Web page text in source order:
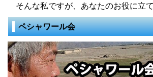
そんな私ですが、あなたのお役に立て
ペシャワール会